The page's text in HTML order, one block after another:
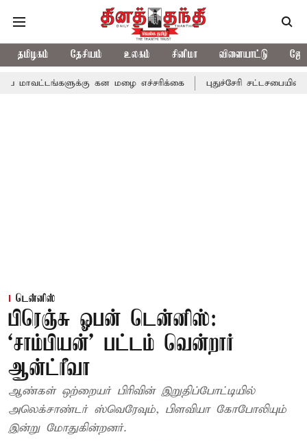
தமிழகம் தேசியம் உலகம் சினிமா விளையாட்டு
கன மழை எச்சரிக்கை புதுச்சேரி சட்டசபையில் வரும்
டென்னிஸ்
பிரெஞ்சு ஓபன் டென்னிஸ்:
‘சாம்பியன்’ பட்டம் வென்றார்
ஆன்ட்ரீவா
ஆண்கள் ஒற்றையர் பிரிவின் இறுதிப்போட்டியில்
அலெக்சாண்டர் ஸ்வெரேவும், பிளவியா கோபோலியும்
இன்று மோதுகின்றனர்.